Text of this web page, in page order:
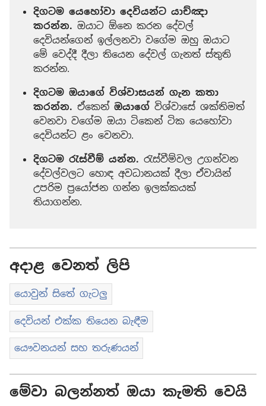
දිගටම යෙහෝවා දෙවියන්ට යාච්ඤා
කරන්න. ඔයාට ඕනෙ කරන දේවල්
දෙවියන්ගෙන් ඉල්ලනවා වගේම ඔහු ඔයාට
මේ වෙද්දී දීලා තියෙන දේවල් ගැනත් ස්තුති
කරන්න.
දිගටම ඔයාගේ විශ්වාසයන් ගැන කතා
කරන්න. ඒකෙන් ඔයාගේ විශ්වාසේ ශක්තිමත්
වෙනවා වගේම ඔයා ටිකෙන් ටික යෙහෝවා
දෙවියන්ට ළං වෙනවා.
දිගටම රැස්වීම් යන්න. රැස්වීම්වල උගන්වන
දේවල්වලට හොඳ අවධානයක් දීලා ඒවායින්
උපරිම ප්‍රයෝජන ගන්න ඉලක්කයක්
තියාගන්න.
අදාළ වෙනත් ලිපි
යොවුන් සිතේ ගැටලු
දෙවියන් එක්ක තියෙන බැඳීම
යෞවනයන් සහ තරුණයන්
මේවා බලන්නත් ඔයා කැමති වෙයි